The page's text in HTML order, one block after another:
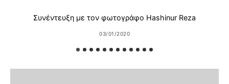
Συνέντευξη με τον φωτογράφο Hashinur Reza
03/01/2020